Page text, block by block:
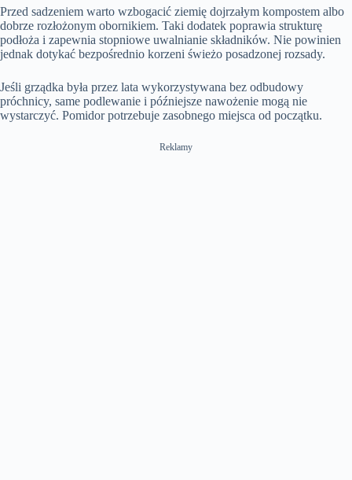
y
u
t
e
t
T
i
m
e
o
n
t
i
n
g
s
l
s
c
r
e
Przed sadzeniem warto wzbogacić ziemię dojrzałym kompostem albo
dobrze rozłożonym obornikiem. Taki dodatek poprawia strukturę
podłoża i zapewnia stopniowe uwalnianie składników. Nie powinien
jednak dotykać bezpośrednio korzeni świeżo posadzonej rozsady.
Jeśli grządka była przez lata wykorzystywana bez odbudowy
próchnicy, same podlewanie i późniejsze nawożenie mogą nie
wystarczyć. Pomidor potrzebuje zasobnego miejsca od początku.
Reklamy